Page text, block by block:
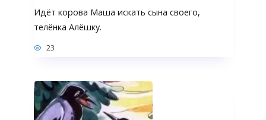
Идёт корова Маша искать сына своего,
телёнка Алёшку.
23